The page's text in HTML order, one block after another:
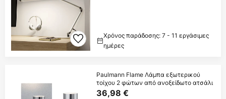
Χρόνος παράδοσης: 7 - 11 εργάσιμες
ημέρες
Paulmann Flame Λάμπα εξωτερικού
τοίχου 2 φώτων από ανοξείδωτο ατσάλι
36,98 €